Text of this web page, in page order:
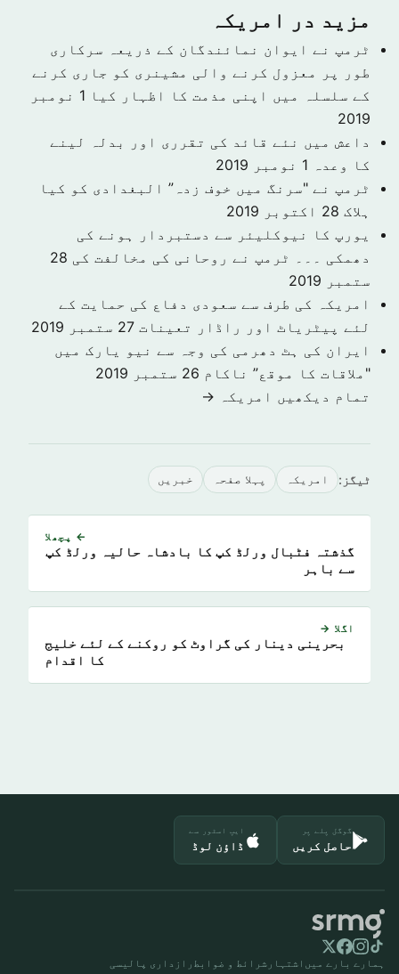
مزید در امريكہ
ٹرمپ نے ایوان نمائندگان کے ذریعہ سرکاری
طور پر معزول کرنے والی مشینری کو جاری کرنے
کے سلسلہ میں اپنی مذمت کا اظہار کیا
1 نومبر
2019
داعش میں نئے قائد کی تقرری اور بدلہ لینے
کا وعدہ 1 نومبر 2019
ٹرمپ نے "سرنگ میں خوف زدہ” البغدادی کو کیا
ہلاک 28 اکتوبر 2019
یورپ کا نیوکلیئر سے دستبردار ہونے کی
دھمکی ۔۔۔ ٹرمپ نے روحانی کی مخالفت کی 28
ستمبر 2019
امریکہ کی طرف سے سعودی دفاع کی حمایت کے
لئے پیٹریاٹ اور راڈار تعینات 27 ستمبر 2019
ایران کی ہٹ دھرمی کی وجہ سے نیو یارک میں
"ملاقات کا موقع” ناکام 26 ستمبر 2019
تمام دیکھیں امريكہ →
ٹیگز: امريكہ پہلا صفحہ خبريں
← پچھلا
گذشتہ فٹبال ورلڈ کپ کا بادشاہ حالیہ ورلڈ کپ
سے باہر
اگلا →
بحرینی دینار کی گراوٹ کو روکنے کے لئے خلیج
کا اقدام
گوگل پلے پر
حاصل کریں
ایپ اسٹور سے
ڈاؤن لوڈ
ہمارے بارے میں اشتہار شرائط و ضوابط رازداری پالیسی